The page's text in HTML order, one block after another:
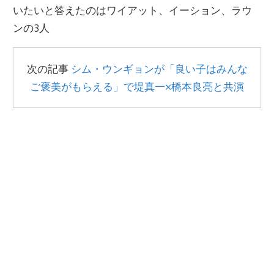
いたいと答えたのはワイアット、イーション、ラウ
ンの3人
次の記事 シム・ウンギョンが「良い子はみんな
ご褒美がもらえる」で堤真一×橋本良亮と共演